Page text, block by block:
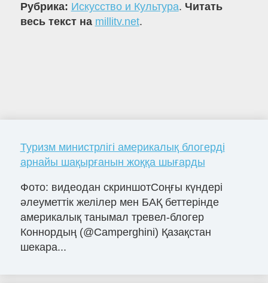
Рубрика: Искусство и Культура. Читать
весь текст на millitv.net.
Туризм министрлігі америкалық блогерді
арнайы шақырғанын жоққа шығарды
Фото: видеодан скриншотСоңғы күндері
әлеуметтік желілер мен БАҚ беттерінде
америкалық танымал тревел-блогер
Коннордың (@Camperghini) Қазақстан
шекара...